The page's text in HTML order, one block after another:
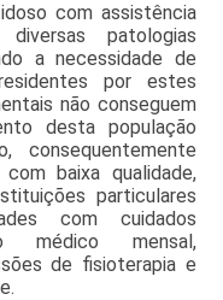
com assistência
patologias
a necessidade de
por estes
não conseguem
desta população
baixa qualidade,
particulares
com cuidados
médico mensal,
de fisioterapia e